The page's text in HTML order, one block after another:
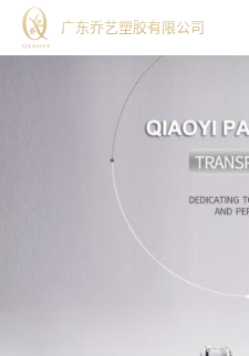
广东乔艺塑胶有限公司